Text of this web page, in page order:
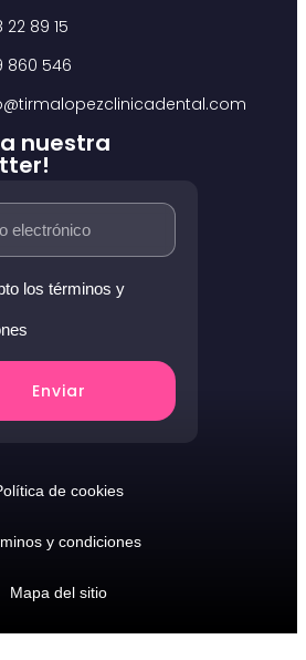
22 89 15
860 546
a nuestra
los términos y
Enviar
de cookies
y condiciones
Mapa del sitio